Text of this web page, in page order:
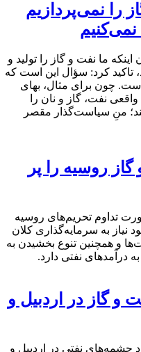
را نمی‌پردازیم
ما نفت و گاز را تولید و
تاکید کرد: سؤال این است که
چون برای مثال، بهای
نفت، گاز و نان را
منِ سیاست‌گذار مقصر
روسیه را پر
تداوم تحریم‌های روسیه
نیاز به سرمایه‌گذاری کلان
و همچنین تنوع بخشیدن به
درآمدهای نفتی دارد.
و گاز در اردبیل و
نفتی در اردبیل و